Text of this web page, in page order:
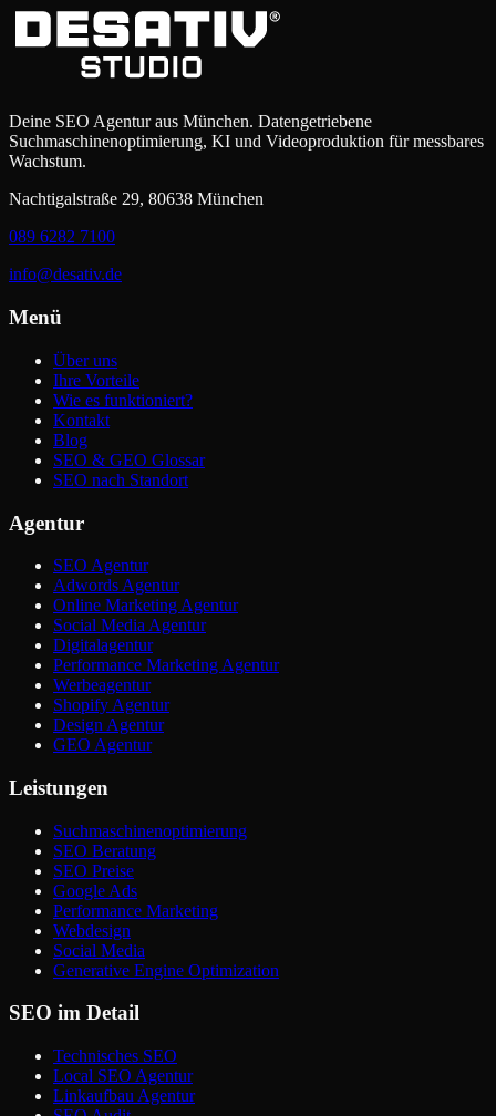
Deine SEO Agentur aus München. Datengetriebene
Suchmaschinenoptimierung, KI und Videoproduktion für messbares
Wachstum.
Nachtigalstraße 29, 80638 München
089 6282 7100
info@desativ.de
Menü
Über uns
Ihre Vorteile
Wie es funktioniert?
Kontakt
Blog
SEO & GEO Glossar
SEO nach Standort
Agentur
SEO Agentur
Adwords Agentur
Online Marketing Agentur
Social Media Agentur
Digitalagentur
Performance Marketing Agentur
Werbeagentur
Shopify Agentur
Design Agentur
GEO Agentur
Leistungen
Suchmaschinenoptimierung
SEO Beratung
SEO Preise
Google Ads
Performance Marketing
Webdesign
Social Media
Generative Engine Optimization
SEO im Detail
Technisches SEO
Local SEO Agentur
Linkaufbau Agentur